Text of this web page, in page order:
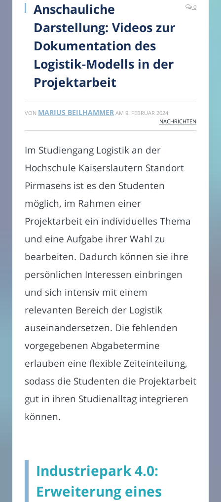
Anschauliche
Darstellung: Videos zur
Dokumentation des
Logistik-Modells in der
Projektarbeit
0
VON MARIUS BEILHAMMER AM 9. FEBRUAR 2024
NACHRICHTEN
Im Studiengang Logistik an der
Hochschule Kaiserslautern Standort
Pirmasens ist es den Studenten
möglich, im Rahmen einer
Projektarbeit ein individuelles Thema
und eine Aufgabe ihrer Wahl zu
bearbeiten. Dadurch können sie ihre
persönlichen Interessen einbringen
und sich intensiv mit einem
relevanten Bereich der Logistik
auseinandersetzen. Die fehlenden
vorgegebenen Abgabetermine
erlauben eine flexible Zeiteinteilung,
sodass die Studenten die Projektarbeit
gut in ihren Studienalltag integrieren
können.
Industriepark 4.0:
Erweiterung eines